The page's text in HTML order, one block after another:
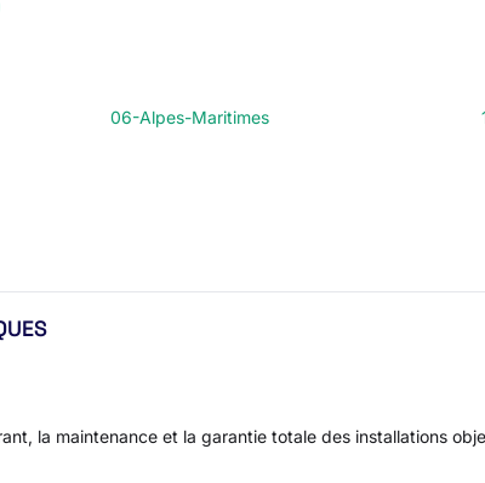
06-Alpes-Maritimes
la maintenance et la garantie totale des installations